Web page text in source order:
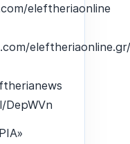
eleftheriaonline
eleftheriaonline.gr/